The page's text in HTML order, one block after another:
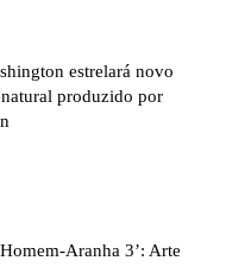
estrelará novo
produzido por
Aranha 3’: Arte